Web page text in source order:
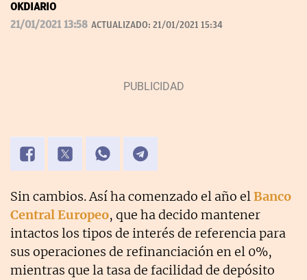
OKDIARIO
21/01/2021 13:58 ACTUALIZADO: 21/01/2021 15:34
Sin cambios. Así ha comenzado el año elBanco
Central Europeo, que ha decido mantener
intactos los tipos de interés de referencia para
sus operaciones de refinanciación en el 0%,
mientras que la tasa de facilidad de depósito